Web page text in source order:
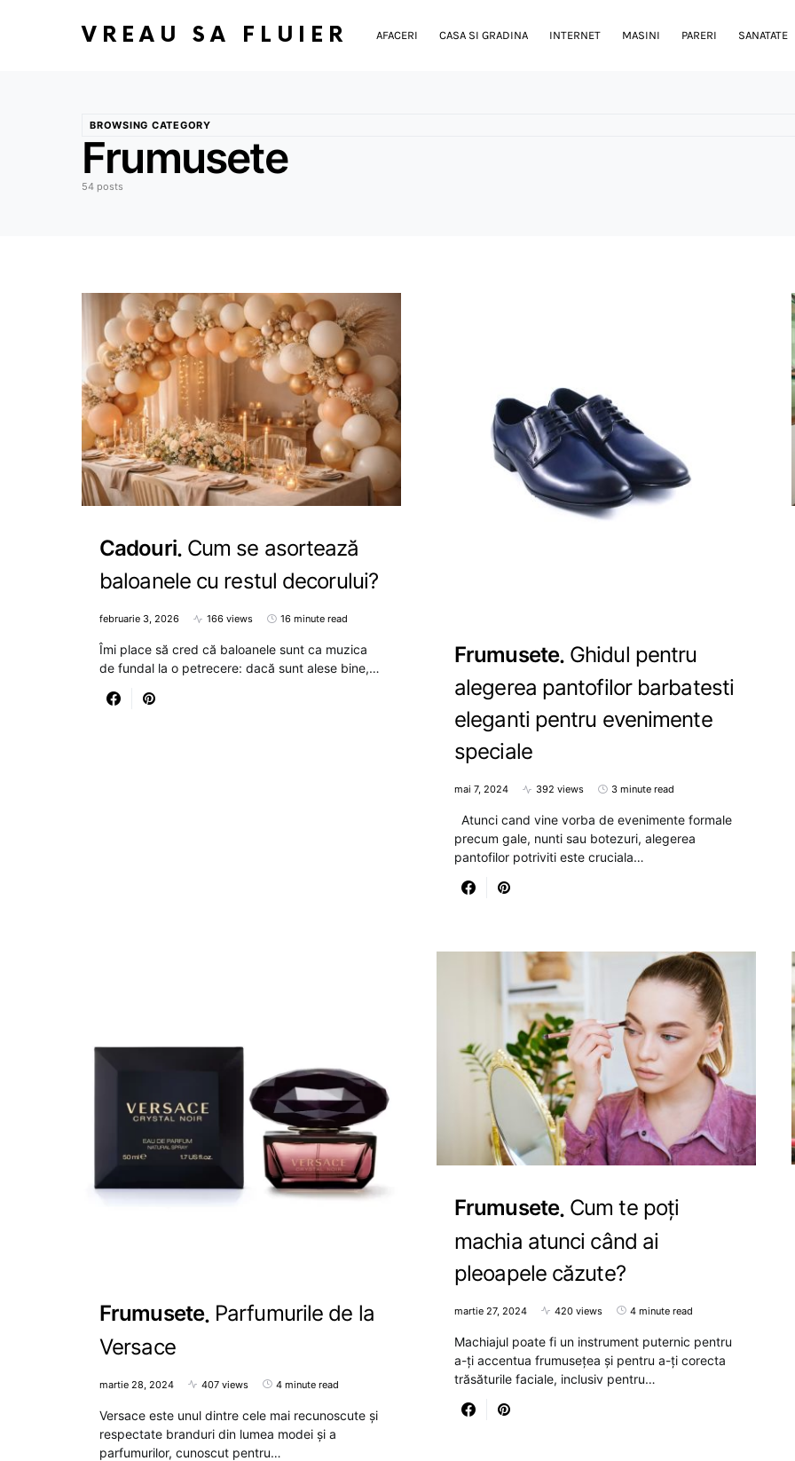
VREAU SA FLUIER AFACERI CASA SI GRADINA INTERNET MASINI PARERI SANATATE
BROWSING CATEGORY
Frumusete
54 posts
Cadouri Cum se asortează
baloanele cu restul decorului?
februarie 3, 2026 166 views 16 minute read
Îmi place să cred că baloanele sunt ca muzica
de fundal la o petrecere: dacă sunt alese bine,…
Frumusete Ghidul pentru
alegerea pantofilor barbatesti
eleganti pentru evenimente
speciale
mai 7, 2024 392 views 3 minute read
Atunci cand vine vorba de evenimente formale
precum gale, nunti sau botezuri, alegerea
pantofilor potriviti este cruciala…
Frumusete Parfumurile de la
Versace
martie 28, 2024 407 views 4 minute read
Versace este unul dintre cele mai recunoscute și
respectate branduri din lumea modei și a
parfumurilor, cunoscut pentru…
Frumusete Cum te poți
machia atunci când ai
pleoapele căzute?
martie 27, 2024 420 views 4 minute read
Machiajul poate fi un instrument puternic pentru
a-ți accentua frumusețea și pentru a-ți corecta
trăsăturile faciale, inclusiv pentru…